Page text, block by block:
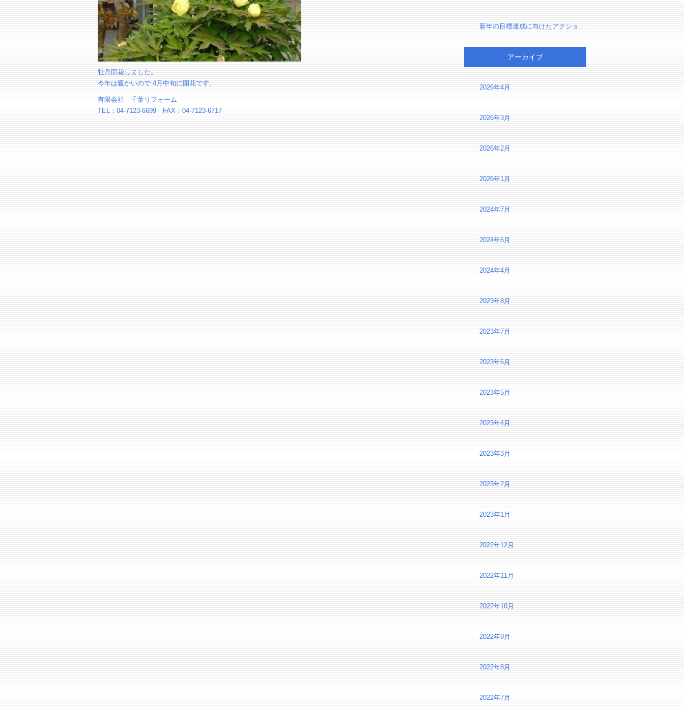
牡丹開花しました。
今年は暖かいので 4月中旬に開花です。
有限会社 千葉リフォーム
TEL：04-7123-6699 FAX：04-7123-6717
新年の目標達成に向けたアクションプラン～夢を実現するための第一歩～
アーカイブ
2026年4月
2026年3月
2026年2月
2026年1月
2024年7月
2024年6月
2024年4月
2023年8月
2023年7月
2023年6月
2023年5月
2023年4月
2023年3月
2023年2月
2023年1月
2022年12月
2022年11月
2022年10月
2022年9月
2022年8月
2022年7月